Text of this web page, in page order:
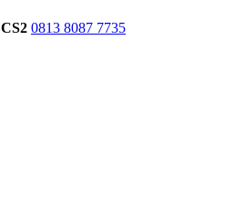
CS2 0813 8087 7735